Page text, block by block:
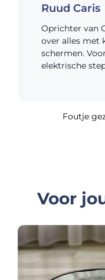
Ruud Caris
Oprichter van
over alles met
schermen.
elektrische
Foutje
Voor